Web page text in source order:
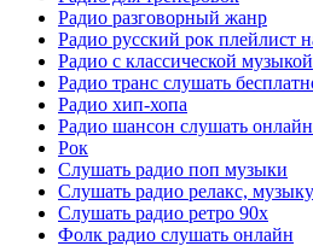
Радио разговорный жанр
Радио русский рок плейлист
Радио с классической музыкой
Радио транс слушать
Радио хип-хопа
Радио шансон слушать
Рок
Слушать радио поп музыки
Слушать радио релакс,
Слушать радио ретро 90х
Фолк радио слушать онлайн